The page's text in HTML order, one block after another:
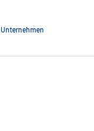
Unternehmen